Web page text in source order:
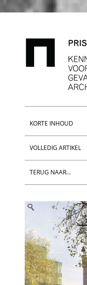
KORTE INHOUD
VOLLEDIG ARTIKEL
TERUG NAAR...